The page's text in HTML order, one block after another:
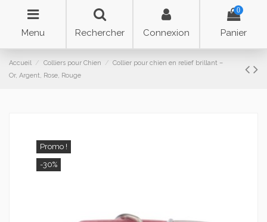
Menu Rechercher Connexion
0
Panier
Accueil Colliers pour Chien
Collier pour chien en relief brillant –
Or, Argent, Rose, Rouge
Promo !
-30%